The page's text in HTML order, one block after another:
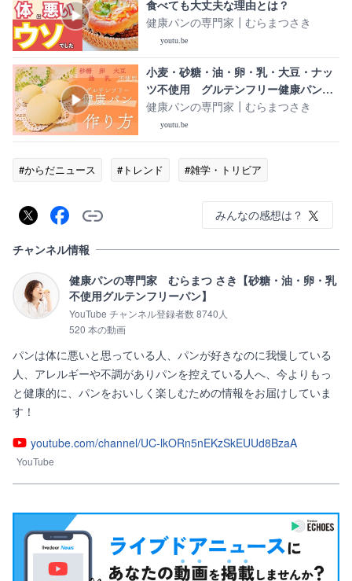
食べても大丈夫な理由とは？
健康パンの専門家┃むらまつさき
youtu.be
小麦・砂糖・油・卵・乳・大豆・ナッ
ツ不使用 グルテンフリー健康パンの
作り方 ざっくり解説
健康パンの専門家┃むらまつさき
youtu.be
#からだニュース #トレンド #雑学・トリビア
みんなの感想は？
チャンネル情報
健康パンの専門家 むらまつ さき【砂糖・油・卵・乳
不使用グルテンフリーパン】
YouTube チャンネル登録者数 8740人
520 本の動画
パンは体に悪いと思っている人、パンが好きなのに我慢している
人、アレルギーや不調がありパンを控えている人へ、今よりもっ
と健康的に、パンをおいしく楽しむための情報をお届けしていま
す！
youtube.com/channel/UC-lkORn5nEKzSkEUUd8BzaA
YouTube